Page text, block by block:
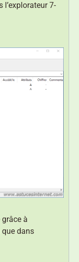
l’explorateur 7-
à
que dans